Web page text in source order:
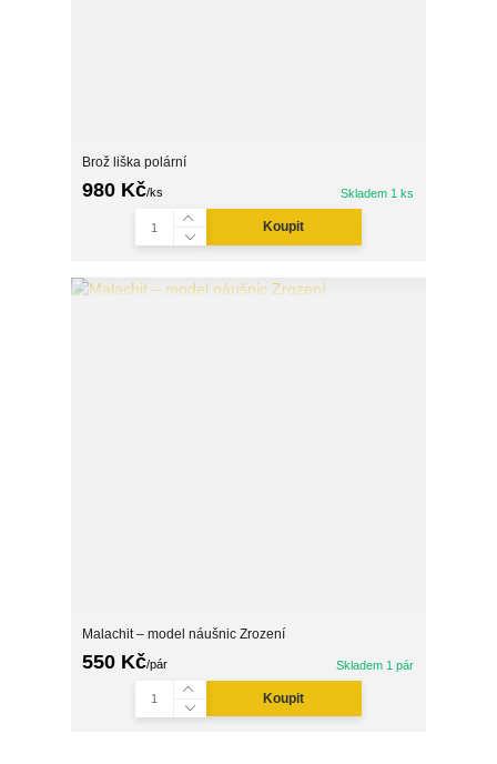
Brož liška polární
980 Kč/ks Skladem 1 ks
Koupit
Malachit – model náušnic Zrození
550 Kč/pár Skladem 1 pár
Koupit